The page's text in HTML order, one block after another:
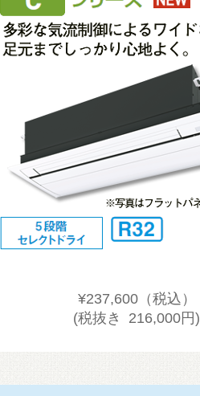
¥237,600（税込）
(税抜き 216,000円)